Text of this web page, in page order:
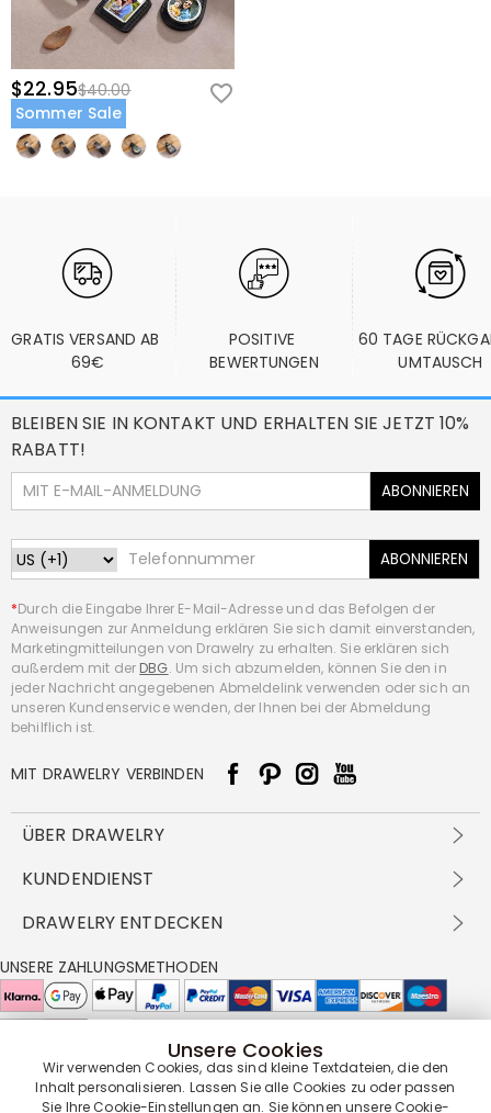
$22.95$40.00
Sommer Sale
GRATIS VERSAND AB
69€
POSITIVE
BEWERTUNGEN
60 TAGE
UMTAUSCH
BLEIBEN SIE IN KONTAKT UND ERHALTEN SIE JETZT 10%
RABATT!
ABONNIEREN
ABONNIEREN
*Durch die Eingabe Ihrer E-Mail-Adresse und das Befolgen der
Anweisungen zur Anmeldung erklären Sie sich damit einverstanden,
Marketingmitteilungen von Drawelry zu erhalten. Sie erklären sich
außerdem mit der DBG. Um sich abzumelden, können Sie den in
jeder Nachricht angegebenen Abmeldelink verwenden oder sich an
unseren Kundenservice wenden, der Ihnen bei der Abmeldung
behilflich ist.
MIT DRAWELRY VERBINDEN
ÜBER DRAWELRY
Über Uns
DBG
FAQ
Cookie-Richtlinie
KUNDENDIENST
Versandbedingungen
Rückgabe & Umtausch
Pflegehinweis
DRAWELRY ENTDECKEN
Großhandelsangebot
Drawelry Prime
Bonusprogramm
UNSERE ZAHLUNGSMETHODEN
UNSERE LIEFERPARTNER
Unsere Cookies
Wir verwenden Cookies, das sind kleine Textdateien, die den
Inhalt personalisieren. Lassen Sie alle Cookies zu oder passen
Sie Ihre Cookie-Einstellungen an. Sie können unsereCookie-